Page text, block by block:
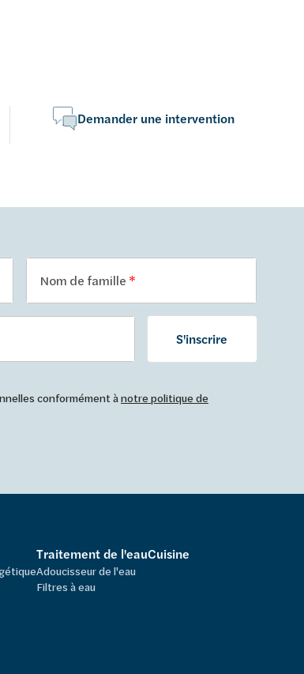
Demander une intervention
Nom de famille
S'inscrire
conformément ànotre politique de
Traitement de l'eau
Adoucisseur de l'eau
Filtres à eau
Cuisine